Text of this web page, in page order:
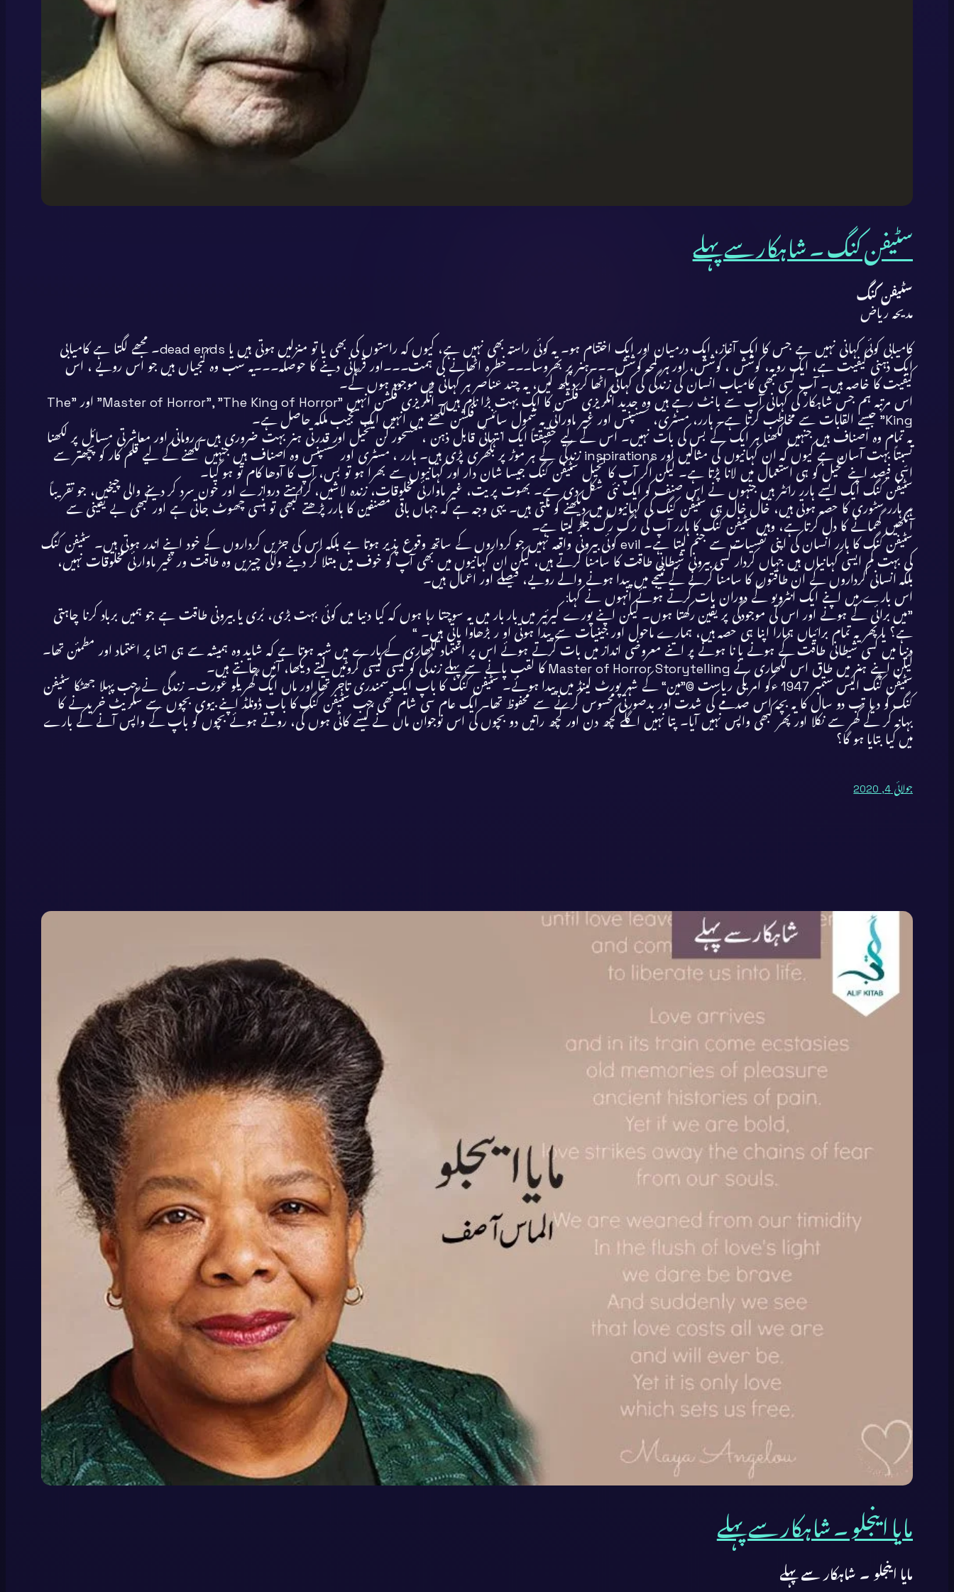
سٹیفن کنگ ۔ شاہکار سے پہلے
سٹیفن کنگ
مدیحہ ریاض
کامیابی کوئی کہانی نہیں ہے جس کا ایک آغاز، ایک درمیان اور ایک اختتام ہو۔ یہ کوئی راستہ بھی نہیں ہے، کیوں کہ راستوں کی بھی یا تو منزلیں ہوتی ہیں یا dead ends۔ مجھے لگتا ہے کامیابی
ایک ذہنی کیفیت ہے، ایک رویہ، کوشش ، کوشش، اور ہر لمحہ کوشش۔۔۔ہنر پر بھروسا۔۔۔خطرہ اٹھانے کی ہمت۔۔۔اور قربانی دینے کا حوصلہ۔۔۔یہ سب وہ کنجیاں ہیں جو اس رویے ، اس
کیفیت کا خاصہ ہیں۔ آپ کسی بھی کامیاب انسان کی زندگی کی کہانی اٹھا کر دیکھ لیں، یہ چند عناصر ہر کہانی میں موجود ہوں گے۔
اس مرتبہ ہم جس شاہکار کی کہانی آپ سے بانٹ رہے ہیں وہ جدید انگریزی فکشن کا ایک بہت بڑا نام ہیں۔ انگریزی فکشن انہیں "Master of Horror”, "The King of Horror” اور "The
King” جیسے القابات سے مخاطب کرتا ہے۔ ہارر، مسٹری، سسپنس اور غیر ماورائی بہ شمول سائنس فکشن لکھنے میں انہیں ایک عجیب ملکہ حاصل ہے۔
یہ تمام وہ اصناف ہیں جنہیں لکھنا ہر ایک کے بس کی بات نہیں۔ اس کے لیے حقیقتاً ایک انتہائی قابل ذہن ، مسحور کن تخّیل اور قدرتی ہنر بہت ضروری ہیں۔ رومانی اور معاشرتی مسائل پر لکھنا
نسبتاً بہت آسان ہے کیوں کہ ان کہانیوں کی مثالیں اور inspirations زندگی کے ہر موڑ پر بکھری پڑی ہیں۔ ہارر ، مسٹری اور سسپنس وہ اصناف ہیں جنہیں لکھنے کے لیے قلم کار کو پچھتر سے
اسّی فیصد اپنے تخیل کو ہی استعمال میں لانا پڑتا ہے۔ لیکن اگر آپ کا تخیل سٹیفن کنگ جیسا شان دار اور کہانیوں سے بھرا ہو تو بس، آپ کا آدھا کام تو ہو گیا۔
سٹیفن کنگ ایک ایسے ہارر رائٹر ہیں جنہوں نے اس صنف کو ایک نئی شکل دی ہے۔ بھوت پریت، غیر ماوارئی مخلوقات، زندہ لاشیں، کراہتے دروازے اور خون سرد کر دینے والی چیخیں، جو تقریباً
ہر ہارر سٹوری کا حصہ ہوتی ہیں، خال خال ہی سٹیفن کنگ کی کہانیوں میں دیکھنے کو ملتی ہیں۔ یہی وجہ ہے کہ جہاں باقی مصنفین کا ہارر پڑھتے کبھی تو ہنسی چھوٹ جاتی ہے اور کبھی بے یقینی سے
آنکھیں گھمانے کا دل کرتا ہے، وہیں سٹیفن کنگ کا ہارر آپ کی رگ رگ جکڑ لیتا ہے۔
سٹیفن کنگ کا ہارر انسان کی اپنی نفسیات سے جنم لیتا ہے۔ evil کوئی بیرونی واقعہ نہیں جو کرداروں کے ساتھ وقوع پذیر ہوتا ہے بلکہ اس کی جڑیں کرداروں کے خود اپنے اندر ہوتی ہیں۔ سٹیفن کنگ
کی بہت کم ایسی کہانیاں ہیں جہاں کردار کسی بیرونی شیطانی طاقت کا سامنا کرتے ہیں، لیکن ان کہانیوں میں بھی آپ کو خوف میں مبتلا کر دینے والی چیزیں وہ طاقت ور غیر ماوارئی مخلوقات نہیں،
بلکہ انسانی کرداروں کے ان طاقتوں کا سامنا کرنے کے نتیجے میں پیدا ہونے والے رویے، فیصلے اور اعمال ہیں۔
اس بارے میں اپنے ایک انٹرویو کے دوران بات کرتے ہوئے انہوں نے کہا:
”میں برائی کے ہونے اور اس کی موجودگی پر یقین رکھتا ہوں۔ لیکن اپنے پورے کیرئیر میں بار بار میں یہ سوچتا رہا ہوں کہ کیا دنیا میں کوئی بہت بڑی، بُری یا بیرونی طاقت ہے جو ہمیں برباد کرنا چاہتی
ہے؟ یا پھر یہ تمام برائیاں ہمارا اپنا ہی حصہ ہیں، ہمارے ماحول اور جینیات سے پیدا ہوتی او ر بڑھاوا پاتی ہیں۔ “
دنیا میں کسی شیطانی طاقت کے ہونے یا نا ہونے پر اتنے معروضی انداز میں بات کرتے ہوئے اس پر اعتماد لکھاری کے بارے میں شبہ ہوتا ہے کہ شاید وہ ہمیشہ سے ہی اتنا پر اعتماد اور مطمئن تھا۔
لیکن اپنے ہنر میں طاق اس لکھاری نے Master of Horror Storytelling کا لقب پانے سے پہلے زندگی کو کیسی کیسی کروٹیں لیتے دیکھا، آئیں جانتے ہیں۔
سٹیفن کنگ اکیس ستمبر 1947 ءکو امریکی ریاست ©”مین“ کے شہر پورٹ لینڈ میں پیدا ہوئے۔ سٹیفن کنگ کا باپ ایک سمندری تاجر تھا اور ماں ایک گھریلو عورت۔ زندگی نے جب پہلا جھٹکا سٹیفن
کنگ کو دیا تب دو سال کا یہ بچہ اس صدمے کی شدت اور بدصورتی محسوس کرنے سے محفوظ تھا۔ ایک عام سی شام تھی جب سٹیفن کنگ کا باپ ڈونلڈ اپنے بیوی بچوں سے سگریٹ خریدنے کا
بہانہ کر کے گھر سے نکلا اور پھر کبھی واپس نہیں آیا۔ پتا نہیں اگلے کچھ دن اور کچھ راتیں دو بچوں کی اس نوجوان ماں نے کیسے کاٹی ہوں گی، روتے ہوئے بچوں کو باپ کے واپس آنے کے بارے
میں کیا بتایا ہو گا؟
جولائی 4, 2020
مایا اینجلو ۔ شاہکار سے پہلے
مایا اینجلو ۔ شاہکار سے پہلے